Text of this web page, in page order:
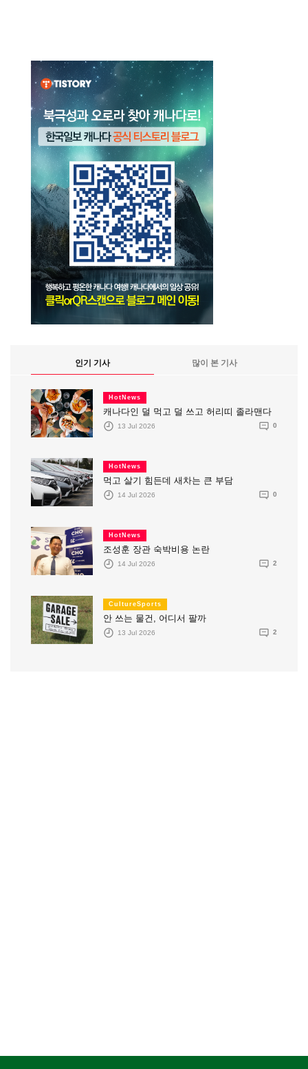
인기 기사 많이 본 기사
HotNews
캐나다인 덜 먹고 덜 쓰고 허리띠 졸라맨다
13 Jul 2026 0
HotNews
먹고 살기 힘든데 새차는 큰 부담
14 Jul 2026 0
HotNews
조성훈 장관 숙박비용 논란
14 Jul 2026 2
CultureSports
안 쓰는 물건, 어디서 팔까
13 Jul 2026 2